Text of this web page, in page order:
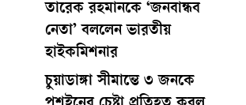
তারেক রহমানকে ‘জনবান্ধব
নেতা’ বললেন ভারতীয়
হাইকমিশনার
চুয়াডাঙ্গা সীমান্তে ৩ জনকে